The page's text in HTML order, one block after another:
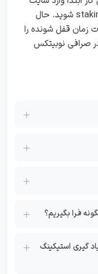
نوبیتکس شده و وارد قسمت staking شوید. حال
زمان قفل شونده را
صرافی نوبیتکس
فرا بگیریم؟
گیری استیکینگ